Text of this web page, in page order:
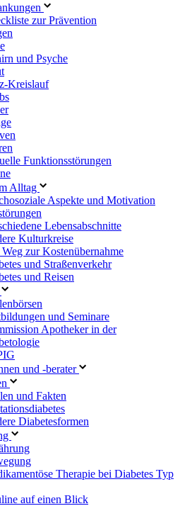
zur Prävention
und Psyche
Kreislauf
Funktionsstörungen
Alltag
Aspekte und Motivation
Lebensabschnitte
Kulturkreise
zur Kostenübernahme
und Straßenverkehr
und Reisen
und Seminare
Apotheker in der
und -berater
und Fakten
Diabetesformen
Therapie bei Diabetes Typ
auf einen Blick